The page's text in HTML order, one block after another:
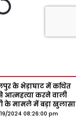
के भेड़ाघाट में कथित
आत्महत्या करने वाली
के मामले में बड़ा खुलासा
2024 08:26:00 pm